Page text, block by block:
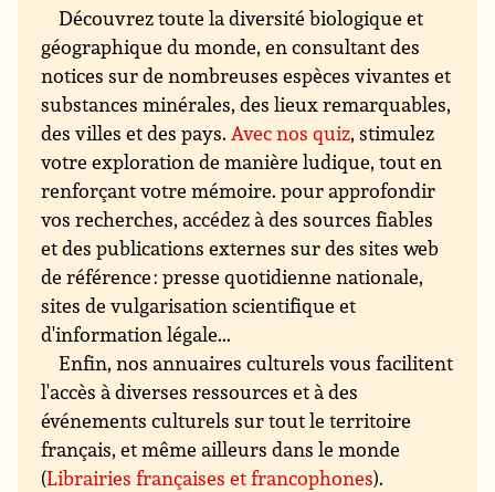
Découvrez toute la diversité biologique et
géographique du monde, en consultant des
notices sur de nombreuses espèces vivantes et
substances minérales, des lieux remarquables,
des villes et des pays. Avec nos quiz, stimulez
votre exploration de manière ludique, tout en
renforçant votre mémoire. pour approfondir
vos recherches, accédez à des sources fiables
et des publications externes sur des sites web
de référence : presse quotidienne nationale,
sites de vulgarisation scientifique et
d'information légale...
Enfin, nos annuaires culturels vous facilitent
l'accès à diverses ressources et à des
événements culturels sur tout le territoire
français, et même ailleurs dans le monde
(Librairies françaises et francophones).